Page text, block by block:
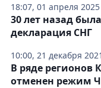
18:07, 01 апреля 2025
10:00, 21 декабря 2021
30 лет назад
декларация СНГ
В ряде регионов
отменен режим